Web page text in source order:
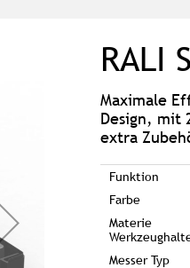
RALI
Maximale
Design, mit
extra
Funktion
Farbe
Materie
Messer Typ